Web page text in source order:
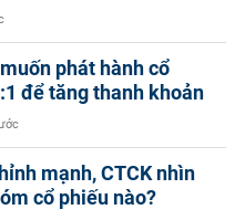
phát hành cổ
để tăng thanh khoản
mạnh, CTCK nhìn
cổ phiếu nào?